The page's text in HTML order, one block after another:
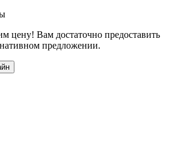
цену! Вам достаточно предоставить
предложении.